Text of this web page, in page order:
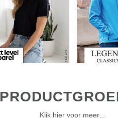
Klik hier voor meer…